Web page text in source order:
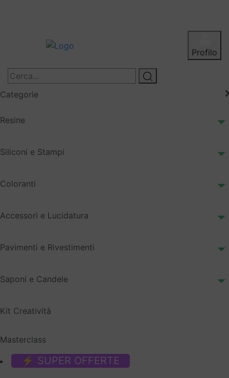
Profilo
Categorie
Resine
Siliconi e Stampi
Coloranti
Accessori e Lucidatura
Pavimenti e Rivestimenti
Saponi e Candele
Kit Creatività
Masterclass
⚡ SUPER OFFERTE